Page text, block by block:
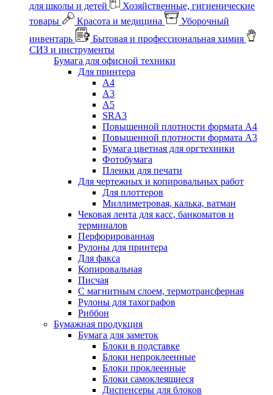
для школы и детей
Хозяйственные, гигиенические
товары
Красота и медицина
Уборочный
инвентарь
Бытовая и профессиональная химия
СИЗ и инструменты
Бумага для офисной техники
Для принтера
А4
А3
А5
SRA3
Повышенной плотности формата А4
Повышенной плотности формата А3
Бумага цветная для оргтехники
Фотобумага
Пленки для печати
Для чертежных и копировальных работ
Для плоттеров
Миллиметровая, калька, ватман
Чековая лента для касс, банкоматов и
терминалов
Перфорированная
Рулоны для принтера
Для факса
Копировальная
Писчая
С магнитным слоем, термотрансферная
Рулоны для тахографов
Риббон
Бумажная продукция
Бумага для заметок
Блоки в подставке
Блоки непроклеенные
Блоки проклеенные
Блоки самоклеящиеся
Диспенсеры для блоков